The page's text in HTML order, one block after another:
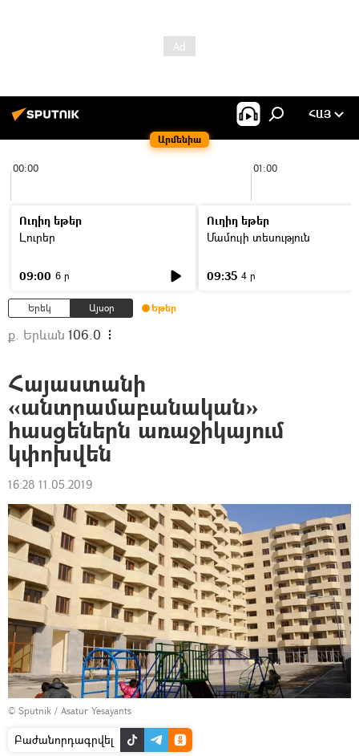
Արմենիա
ՀԱՅ
00:00 01:00
Ուղիղ եթեր
Լուրեր
09:00 6 ր
Ուղիղ եթեր
Մամուլի տեսություն
09:35 4 ր
Երեկ Այսօր Եթեր
ք. Երևան 106.0
Հայաստանի
«անտրամաբանական»
հասցեներն առաջիկայում
կփոխվեն
16:28 11.05.2019
© Sputnik / Asatur Yesayants
Բաժանորդագրվել